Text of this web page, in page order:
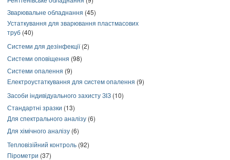
Зварювальне обладнання (45)
Устаткування для зварювання пластмасових
труб (40)
Системи для дезінфекції(2)
Системи оповіщення (98)
Системи опалення (9)
Електроустаткування для систем опалення (9)
Засоби індивідуального захисту ЗІЗ (10)
Стандартні зразки (13)
Для спектрального аналізу (6)
Для хімічного аналізу (6)
Тепловізійний контроль (92)
Пірометри (37)